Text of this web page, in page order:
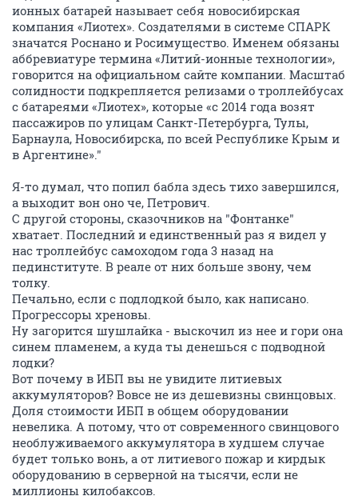
ионных батарей называет себя новосибирская
компания «Лиотех». Создателями в системе СПАРК
значатся Роснано и Росимущество. Именем обязаны
аббревиатуре термина «Литий-ионные технологии»,
говорится на официальном сайте компании. Масштаб
солидности подкрепляется релизами о троллейбусах
с батареями «Лиотех», которые «с 2014 года возят
пассажиров по улицам Санкт-Петербурга, Тулы,
Барнаула, Новосибирска, по всей Республике Крым и
в Аргентине»."
Я-то думал, что попил бабла здесь тихо завершился,
а выходит вон оно че, Петрович.
С другой стороны, сказочников на "Фонтанке"
хватает. Последний и единственный раз я видел у
нас троллейбус самоходом года 3 назад на
пединституте. В реале от них больше звону, чем
толку.
Печально, если с подлодкой было, как написано.
Прогрессоры хреновы.
Ну загорится шушлайка - выскочил из нее и гори она
синем пламенем, а куда ты денешься с подводной
лодки?
Вот почему в ИБП вы не увидите литиевых
аккумуляторов? Вовсе не из дешевизны свинцовых.
Доля стоимости ИБП в общем оборудовании
невелика. А потому, что от современного свинцового
необлуживаемого аккумулятора в худшем случае
будет только вонь, а от литиевого пожар и кирдык
оборудованию в серверной на тысячи, если не
миллионы килобаксов.